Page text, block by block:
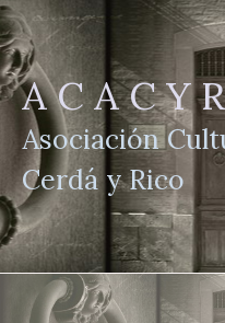
Ir
al
contenido
A C A C Y R
Asociación
Cerdá y Rico